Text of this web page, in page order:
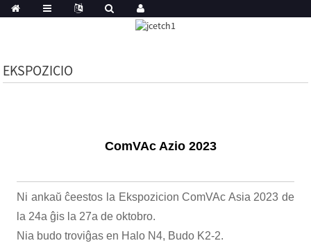
EKSPOZICIO
ComVAc Azio 2023
Ni ankaŭ ĉeestos la Ekspozicion ComVAc Asia 2023 de
la 24a ĝis la 27a de oktobro.
Nia budo troviĝas en Halo N4, Budo K2-2.